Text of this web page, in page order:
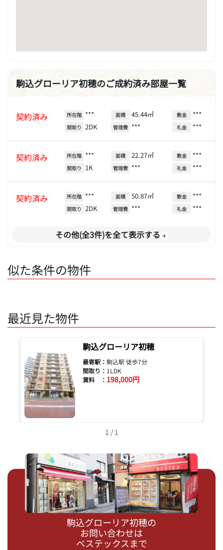
駒込グローリア初穂のご成約済み部屋一覧
契約済み 所在階 ***
間取り 2DK
面積 45.44㎡
管理費 ***
敷金 ***
礼金 ***
契約済み 所在階 ***
間取り 1K
面積 22.27㎡
管理費 ***
敷金 ***
礼金 ***
契約済み 所在階 ***
間取り 2DK
面積 50.87㎡
管理費 ***
敷金 ***
礼金 ***
その他(全3件)を全て表示する
似た条件の物件
最近見た物件
駒込グローリア初穂
最寄駅： 駒込駅 徒歩7分
間取り： 1LDK
賃料 ： 198,000円
1 / 1
駒込グローリア初穂の
お問い合わせは
ベステックスまで